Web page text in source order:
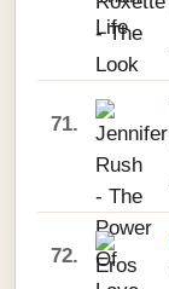
71.
72.